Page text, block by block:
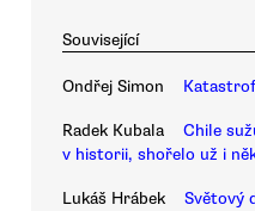
Související
Ondřej Simon
Radek Kubala
Chile
v historii, shořelo už i
Lukáš Hrábek
Světový